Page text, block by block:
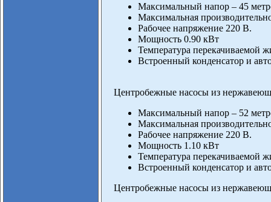
Максимальный напор – 45
Максимальная
Рабочее напряжение 220 В.
Мощность 0.90 кВт
Температура перекачиваемой
Встроенный конденсатор и
Центробежные насосы из
Максимальный напор – 52
Максимальная
Рабочее напряжение 220 В.
Мощность 1.10 кВт
Температура перекачиваемой
Встроенный конденсатор и
Центробежные насосы из